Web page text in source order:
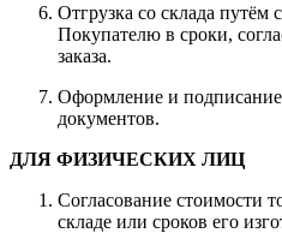
Отгрузка со склада путём
Покупателю в сроки,
заказа.
Оформление и
документов.
ДЛЯ ФИЗИЧЕСКИХ ЛИЦ
Согласование стоимости
складе или сроков его